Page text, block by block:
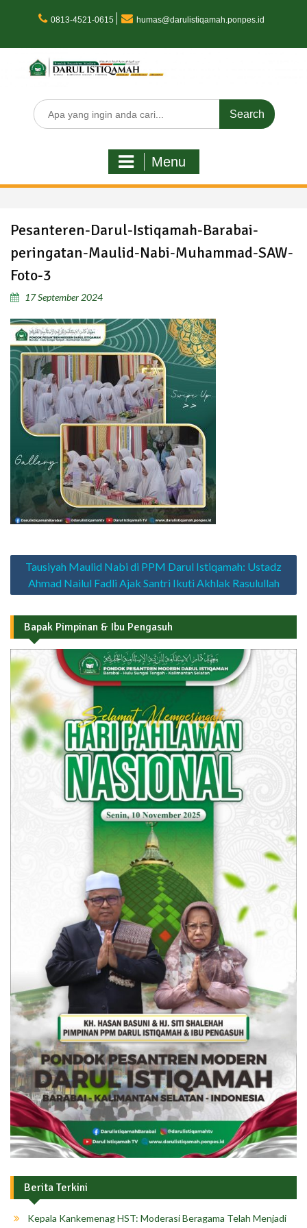
0813-4521-0615 humas@darulistiqamah.ponpes.id
Search
for:
Menu
Pesanteren-Darul-Istiqamah-Barabai-
peringatan-Maulid-Nabi-Muhammad-SAW-
Foto-3
17 September 2024
Navigasi
pos
Tausiyah Maulid Nabi di PPM Darul Istiqamah: Ustadz
Ahmad Nailul Fadli Ajak Santri Ikuti Akhlak Rasulullah
Bapak Pimpinan & Ibu Pengasuh
Berita Terkini
Kepala Kankemenag HST: Moderasi Beragama Telah Menjadi